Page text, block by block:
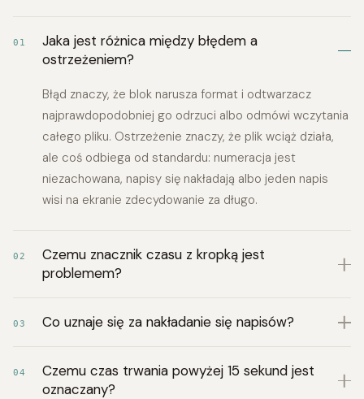
01
Jaka jest różnica między błędem a
ostrzeżeniem?
Błąd znaczy, że blok narusza format i odtwarzacz
najprawdopodobniej go odrzuci albo odmówi wczytania
całego pliku. Ostrzeżenie znaczy, że plik wciąż działa,
ale coś odbiega od standardu: numeracja jest
niezachowana, napisy się nakładają albo jeden napis
wisi na ekranie zdecydowanie za długo.
02
Czemu znacznik czasu z kropką jest
problemem?
03 Co uznaje się za nakładanie się napisów?
04
Czemu czas trwania powyżej 15 sekund jest
oznaczany?